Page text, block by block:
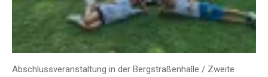
Abschlussveranstaltung in der Bergstraßenhalle / Zweite